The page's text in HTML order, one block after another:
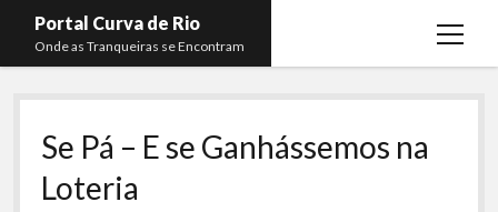
Portal Curva de Rio
Onde as Tranqueiras se Encontram
open
Podcasts open
Curva de Rio
Curva Belas Artes
Membros open
Almir Ribeiro
twitterfacebookinstagram
Se Pá – E se Ganhássemos na
Loteria